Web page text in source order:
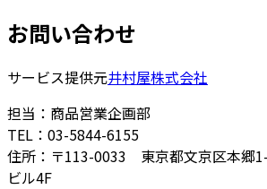
お問い合わせ
サービス提供元井村屋株式会社
担当：商品営業企画部
TEL：03-5844-6155
住所：〒113-0033 東京都文京区本郷
ビル4F